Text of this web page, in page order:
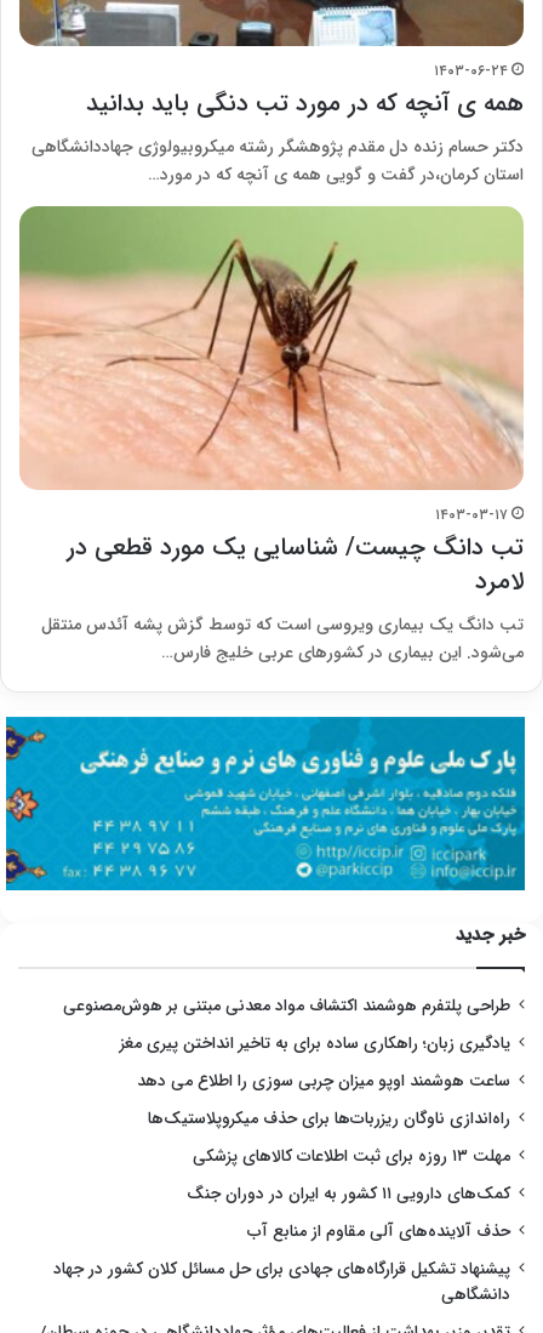
۱۴۰۳-۰۶-۲۴
همه ی آنچه که در مورد تب دنگی باید بدانید
دکتر حسام زنده دل مقدم پژوهشگر رشته میکروبیولوژی جهاددانشگاهی
استان کرمان،در گفت و گویی همه ی آنچه که در مورد…
۱۴۰۳-۰۳-۱۷
تب دانگ چیست/ شناسایی یک مورد قطعی در
لامرد
تب دانگ یک بیماری ویروسی است که توسط گزش پشه آئدس منتقل
می‌شود. این بیماری در کشورهای عربی خلیج فارس…
خبر جدید
طراحی پلتفرم هوشمند اکتشاف مواد معدنی مبتنی بر هوش‌مصنوعی
یادگیری زبان؛ راهکاری ساده برای به تاخیر انداختن پیری مغز
ساعت هوشمند اوپو میزان چربی سوزی را اطلاع می دهد
راه‌اندازی ناوگان ریزربات‌ها برای حذف میکروپلاستیک‌ها
مهلت ۱۳ روزه برای ثبت اطلاعات کالاهای پزشکی
کمک‌های دارویی ۱۱ کشور به ایران در دوران جنگ
حذف آلاینده‌های آلی مقاوم از منابع آب
پیشنهاد تشکیل قرارگاه‌های جهادی برای حل مسائل کلان کشور در جهاد
دانشگاهی